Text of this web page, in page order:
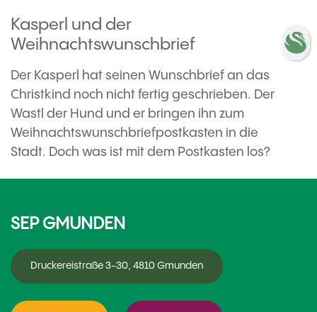
Kasperl und der
Weihnachtswunschbrief
Der Kasperl hat seinen Wunschbrief an das
Christkind noch nicht fertig geschrieben. Der
Wastl der Hund und er bringen ihn zum
Weihnachtswunschbriefpostkasten in die
Stadt. Doch was ist mit dem Postkasten los?
SEP GMUNDEN
Druckereistraße 3-30, 4810 Gmunden